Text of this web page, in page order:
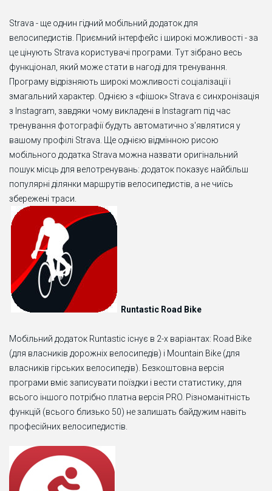
Strava - ще однин гідний мобільний додаток для
велосипедистів. Приємний інтерфейс і широкі можливості - за
це цінують Strava користувачі програми. Тут зібрано весь
функціонал, який може стати в нагоді для тренування.
Програму відрізняють широкі можливості соціалізації і
змагальний характер. Однією з «фішок» Strava є синхронізація
з Instagram, завдяки чому викладені в Instagram під час
тренування фотографії будуть автоматично з'являтися у
вашому профілі Strava. Ще однією відмінною рисою
мобільного додатка Strava можна назвати оригінальний
пошук місць для велотренувань: додаток показує найбільш
популярні ділянки маршрутів велосипедистів, а не чиїсь
збережені траси.
Runtastic Road Bike
Мобільний додаток Runtastic існує в 2-х варіантах: Road Bike
(для власників дорожніх велосипедів) і Mountain Bike (для
власників гірських велосипедів). Безкоштовна версія
програми вміє записувати поїздки і вести статистику, для
всього іншого потрібно платна версія PRO. Різноманітність
функцій (всього близько 50) не залишать байдужим навіть
професійних велосипедистів.